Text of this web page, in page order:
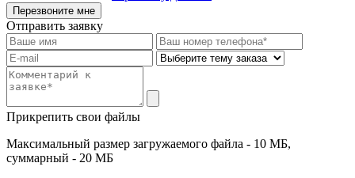
Перезвоните мне
Отправить заявку
Прикрепить свои файлы
Максимальный размер загружаемого файла - 10 МБ,
суммарный - 20 МБ